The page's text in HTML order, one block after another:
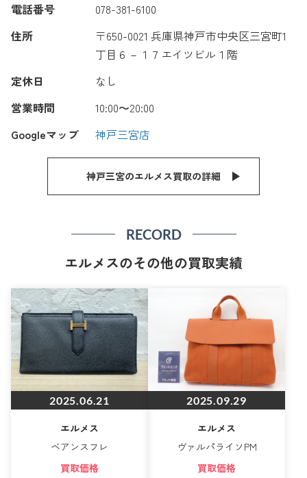
電話番号
078-381-6100
住所
〒650-0021 兵庫県神戸市中央区三宮町1
丁目６－１７エイツビル１階
定休日
なし
営業時間
10:00〜20:00
Googleマップ
神戸三宮店
神戸三宮のエルメス買取の詳細
RECORD
エルメスのその他の買取実績
2025.06.21
エルメス
ベアンスフレ
買取価格
2025.09.29
エルメス
ヴァルパライソPM
買取価格